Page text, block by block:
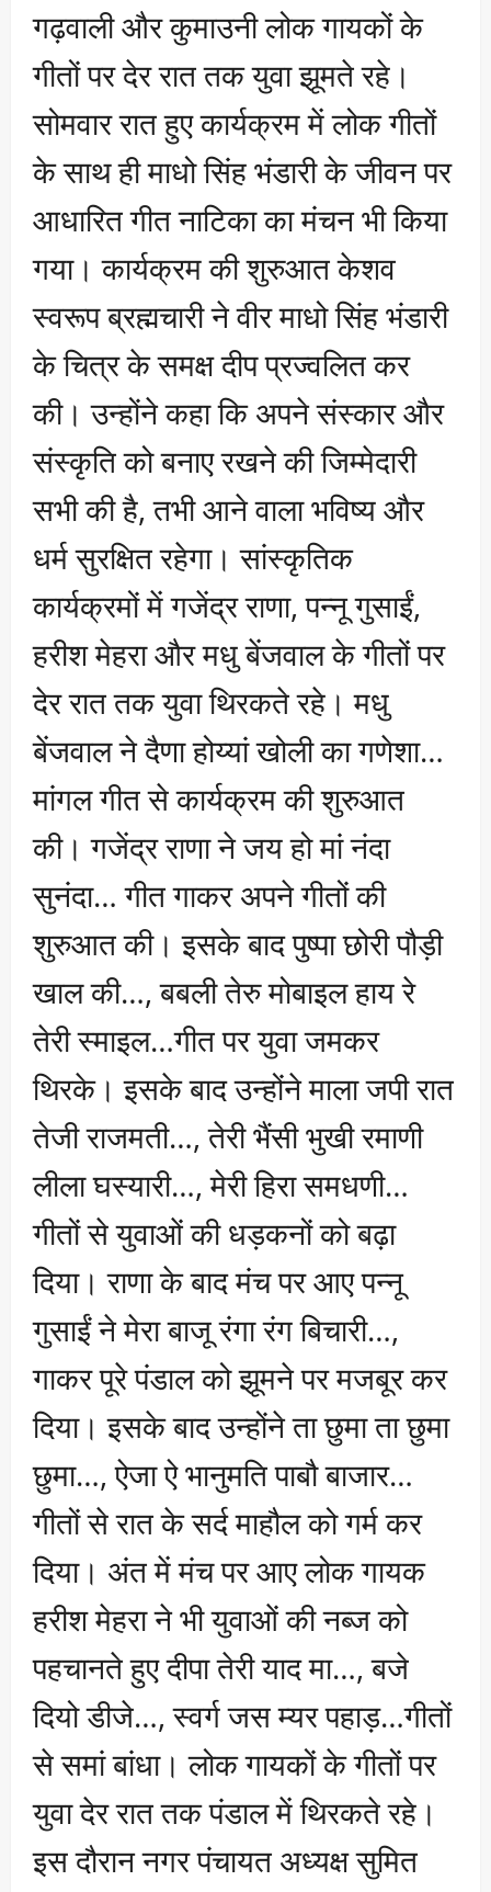
गढ़वाली और कुमाउनी लोक गायकों के
गीतों पर देर रात तक युवा झूमते रहे।
सोमवार रात हुए कार्यक्रम में लोक गीतों
के साथ ही माधो सिंह भंडारी के जीवन पर
आधारित गीत नाटिका का मंचन भी किया
गया। कार्यक्रम की शुरुआत केशव
स्वरूप ब्रह्मचारी ने वीर माधो सिंह भंडारी
के चित्र के समक्ष दीप प्रज्वलित कर
की। उन्होंने कहा कि अपने संस्कार और
संस्कृति को बनाए रखने की जिम्मेदारी
सभी की है, तभी आने वाला भविष्य और
धर्म सुरक्षित रहेगा। सांस्कृतिक
कार्यक्रमों में गजेंद्र राणा, पन्नू गुसाईं,
हरीश मेहरा और मधु बेंजवाल के गीतों पर
देर रात तक युवा थिरकते रहे। मधु
बेंजवाल ने दैणा होय्यां खोली का गणेशा…
मांगल गीत से कार्यक्रम की शुरुआत
की। गजेंद्र राणा ने जय हो मां नंदा
सुनंदा… गीत गाकर अपने गीतों की
शुरुआत की। इसके बाद पुष्पा छोरी पौड़ी
खाल की…, बबली तेरु मोबाइल हाय रे
तेरी स्माइल…गीत पर युवा जमकर
थिरके। इसके बाद उन्होंने माला जपी रात
तेजी राजमती…, तेरी भैंसी भुखी रमाणी
लीला घस्यारी…, मेरी हिरा समधणी…
गीतों से युवाओं की धड़कनों को बढ़ा
दिया। राणा के बाद मंच पर आए पन्नू
गुसाईं ने मेरा बाजू रंगा रंग बिचारी…,
गाकर पूरे पंडाल को झूमने पर मजबूर कर
दिया। इसके बाद उन्होंने ता छुमा ता छुमा
छुमा…, ऐजा ऐ भानुमति पाबौ बाजार…
गीतों से रात के सर्द माहौल को गर्म कर
दिया। अंत में मंच पर आए लोक गायक
हरीश मेहरा ने भी युवाओं की नब्ज को
पहचानते हुए दीपा तेरी याद मा…, बजे
दियो डीजे…, स्वर्ग जस म्यर पहाड़…गीतों
से समां बांधा। लोक गायकों के गीतों पर
युवा देर रात तक पंडाल में थिरकते रहे।
इस दौरान नगर पंचायत अध्यक्ष सुमित